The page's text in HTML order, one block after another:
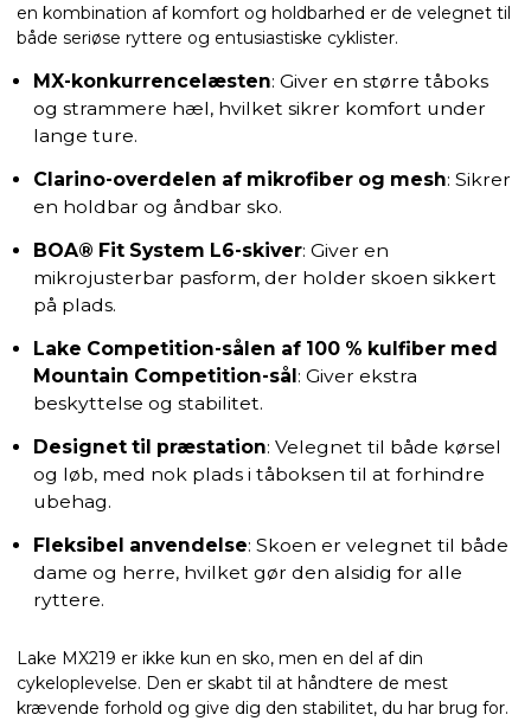
en kombination af komfort og holdbarhed er de velegnet til
både seriøse ryttere og entusiastiske cyklister.
MX-konkurrencelæsten: Giver en større tåboks
og strammere hæl, hvilket sikrer komfort under
lange ture.
Clarino-overdelen af mikrofiber og mesh: Sikrer
en holdbar og åndbar sko.
BOA® Fit System L6-skiver: Giver en
mikrojusterbar pasform, der holder skoen sikkert
på plads.
Lake Competition-sålen af 100 % kulfiber med
Mountain Competition-sål: Giver ekstra
beskyttelse og stabilitet.
Designet til præstation: Velegnet til både kørsel
og løb, med nok plads i tåboksen til at forhindre
ubehag.
Fleksibel anvendelse: Skoen er velegnet til både
dame og herre, hvilket gør den alsidig for alle
ryttere.
Lake MX219 er ikke kun en sko, men en del af din
cykeloplevelse. Den er skabt til at håndtere de mest
krævende forhold og give dig den stabilitet, du har brug for.